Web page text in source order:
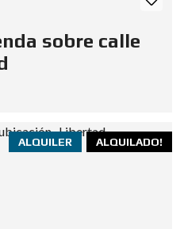
sobre calle
ALQUILADO!
ALQUILER